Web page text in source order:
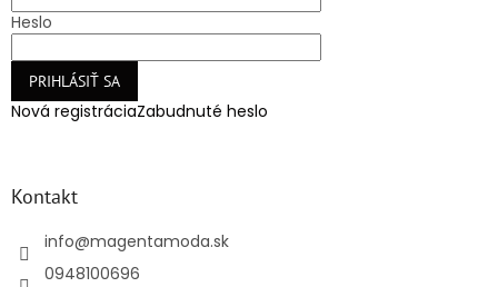
Heslo
PRIHLÁSIŤ SA
Nová registráciaZabudnuté heslo
Kontakt
info@magentamoda.sk
0948100696